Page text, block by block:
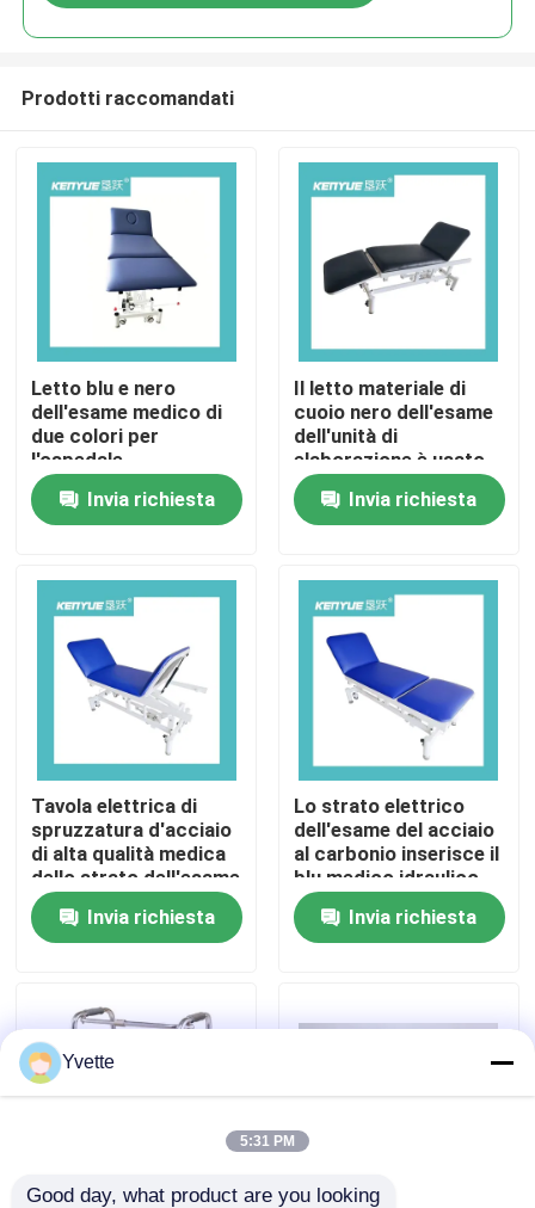
Casa
Su di noi
Visita alla fabbrica
Controllo Qualità
Contattaci
Casi
Accessori ostetrici della Tabella
Prodotti raccomandati
Letto blu e nero
dell'esame medico di
due colori per
l'ospedale
Invia richiesta
Il letto materiale di
cuoio nero dell'esame
dell'unità di
elaborazione è usato
per trattamento
medico dell'ospedale
Invia richiesta
Tavola elettrica di
spruzzatura d'acciaio
di alta qualità medica
dello strato dell'esame
medico
Invia richiesta
Lo strato elettrico
dell'esame del acciaio
al carbonio inserisce il
blu medico idraulico
Invia richiesta
Yvette
5:31 PM
Good day, what product are you looking